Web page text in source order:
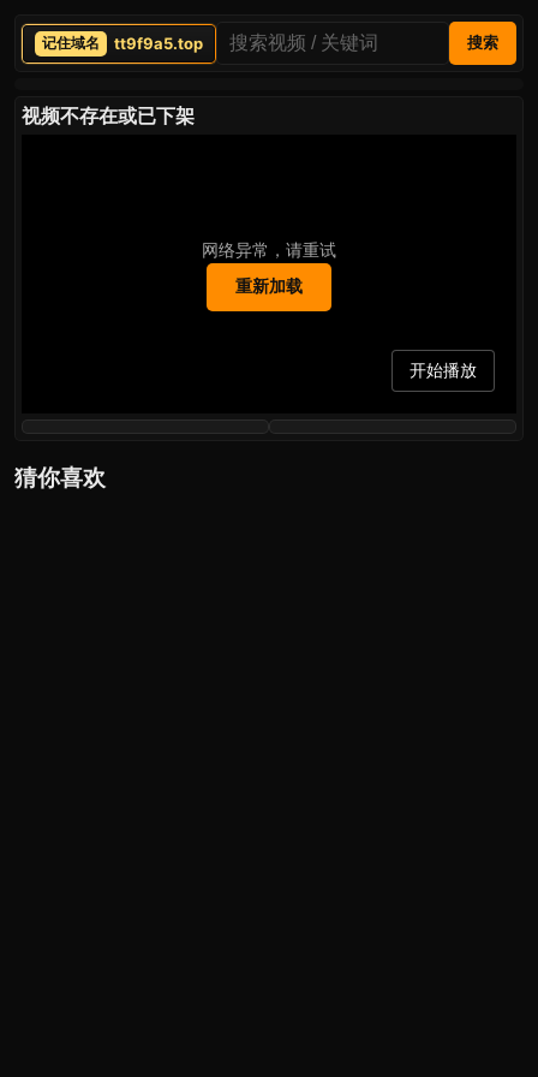
tt9f9a5.top 搜索
视频不存在或已下架
网络异常，请重试
重新加载
开始播放
猜你喜欢